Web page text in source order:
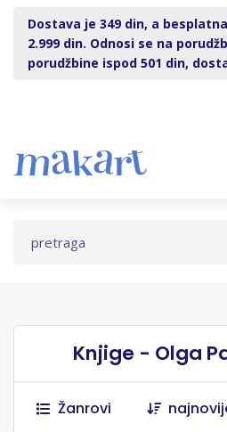
Dostava je 349 din, a
2.999 din. Odnosi se na
porudžbine ispod 501 din,
Knjige - Olga
Žanrovi